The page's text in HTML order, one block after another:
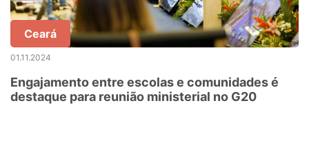
Ceará
01.11.2024
Engajamento entre escolas e comunidades é
destaque para reunião ministerial no G20